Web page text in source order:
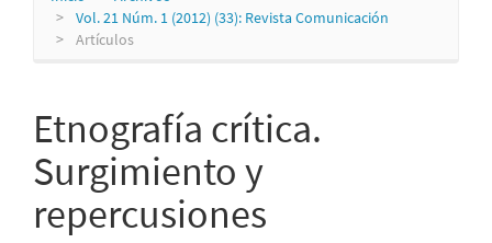
Vol. 21 Núm. 1 (2012) (33): Revista Comunicación
Artículos
Etnografía crítica.
Surgimiento y
repercusiones